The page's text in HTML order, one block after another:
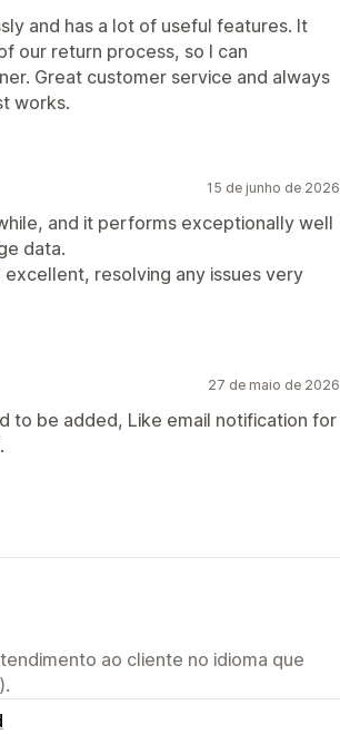
and has a lot of useful features. It
our return process, so I can
Great customer service and always
works.
15 de junho de 2026
and it performs exceptionally well
data.
resolving any issues very
27 de maio de 2026
to be added, Like email notification for
ao cliente no idioma que